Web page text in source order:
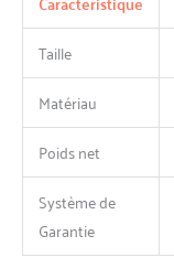
Taille
Matériau
Poids net
Système de
Garantie